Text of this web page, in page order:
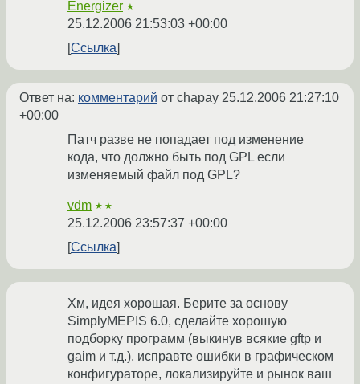
Energizer ★
25.12.2006 21:53:03 +00:00
Ссылка
Ответ на: комментарий от chapay 25.12.2006 21:27:10
+00:00
Патч разве не попадает под изменение
кода, что должно быть под GPL если
изменяемый файл под GPL?
vdm ★★
25.12.2006 23:57:37 +00:00
Ссылка
Хм, идея хорошая. Берите за основу
SimplyMEPIS 6.0, сделайте хорошую
подборку программ (выкинув всякие gftp и
gaim и т.д.), исправте ошибки в графическом
конфигураторе, локализируйте и рынок ваш